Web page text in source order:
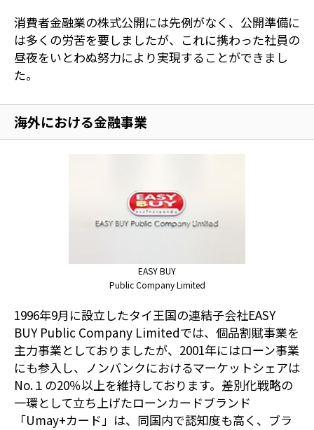
消費者金融業の株式公開には先例がなく、公開準備に
は多くの労苦を要しましたが、これに携わった社員の
昼夜をいとわぬ努力により実現することができまし
た。
海外における金融事業
EASY BUY
Public Company Limited
1996年9月に設立したタイ王国の連結子会社EASY
BUY Public Company Limitedでは、個品割賦事業を
主力事業としておりましたが、2001年にはローン事業
にも参入し、ノンバンクにおけるマーケットシェアは
No.１の20％以上を維持しております。差別化戦略の
一環として立ち上げたローンカードブランド
「Umay+カード」は、同国内で認知度も高く、ブラ